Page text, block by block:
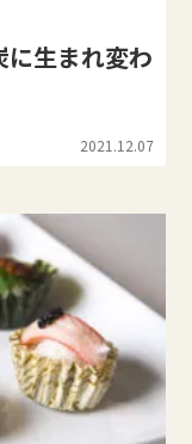
生まれ変わ
2021.12.07